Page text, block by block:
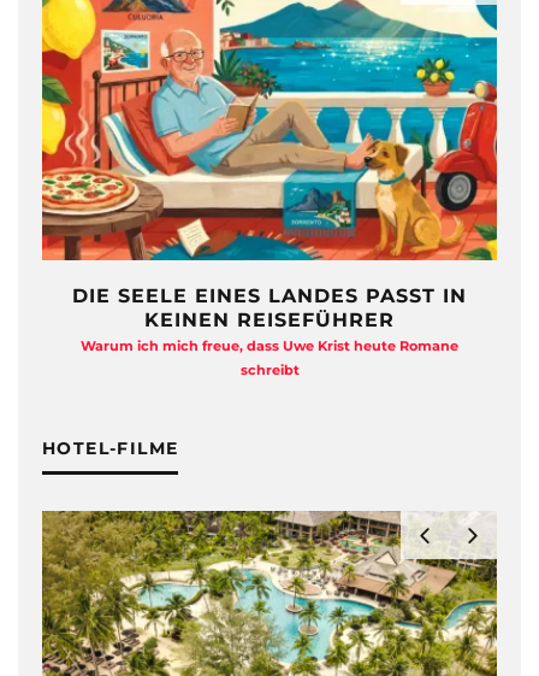
DIE SEELE EINES LANDES PASST IN
KEINEN REISEFÜHRER
Warum ich mich freue, dass Uwe Krist heute Romane
schreibt
HOTEL-FILME